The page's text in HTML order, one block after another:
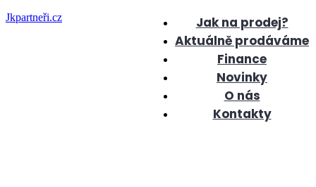
Jkpartneři.cz
Jak na prodej?
Aktuálně prodáváme
Finance
Novinky
O nás
Kontakty